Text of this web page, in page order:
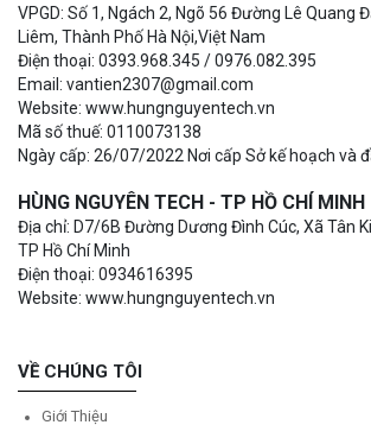
VPGD: Số 1, Ngách 2, Ngõ 56 Đường Lê Quang
Liêm, Thành Phố Hà Nội,Việt Nam
Điện thoại: 0393.968.345 / 0976.082.395
Email: vantien2307@gmail.com
Website: www.hungnguyentech.vn
Mã số thuế: 0110073138
Ngày cấp: 26/07/2022 Nơi cấp Sở kế hoạch và
HÙNG NGUYÊN TECH - TP HỒ CHÍ MINH
Địa chỉ: D7/6B Đường Dương Đình Cúc, Xã Tân
TP Hồ Chí Minh
Điện thoại: 0934616395
Website: www.hungnguyentech.vn
VỀ CHÚNG TÔI
Giới Thiệu